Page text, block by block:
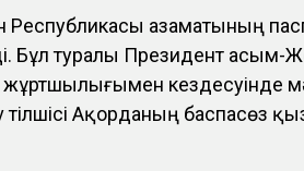
Республикасы азаматының
Бұл туралы Президент Қасым-
кездесуінде
тілшісі Ақорданың баспасөз